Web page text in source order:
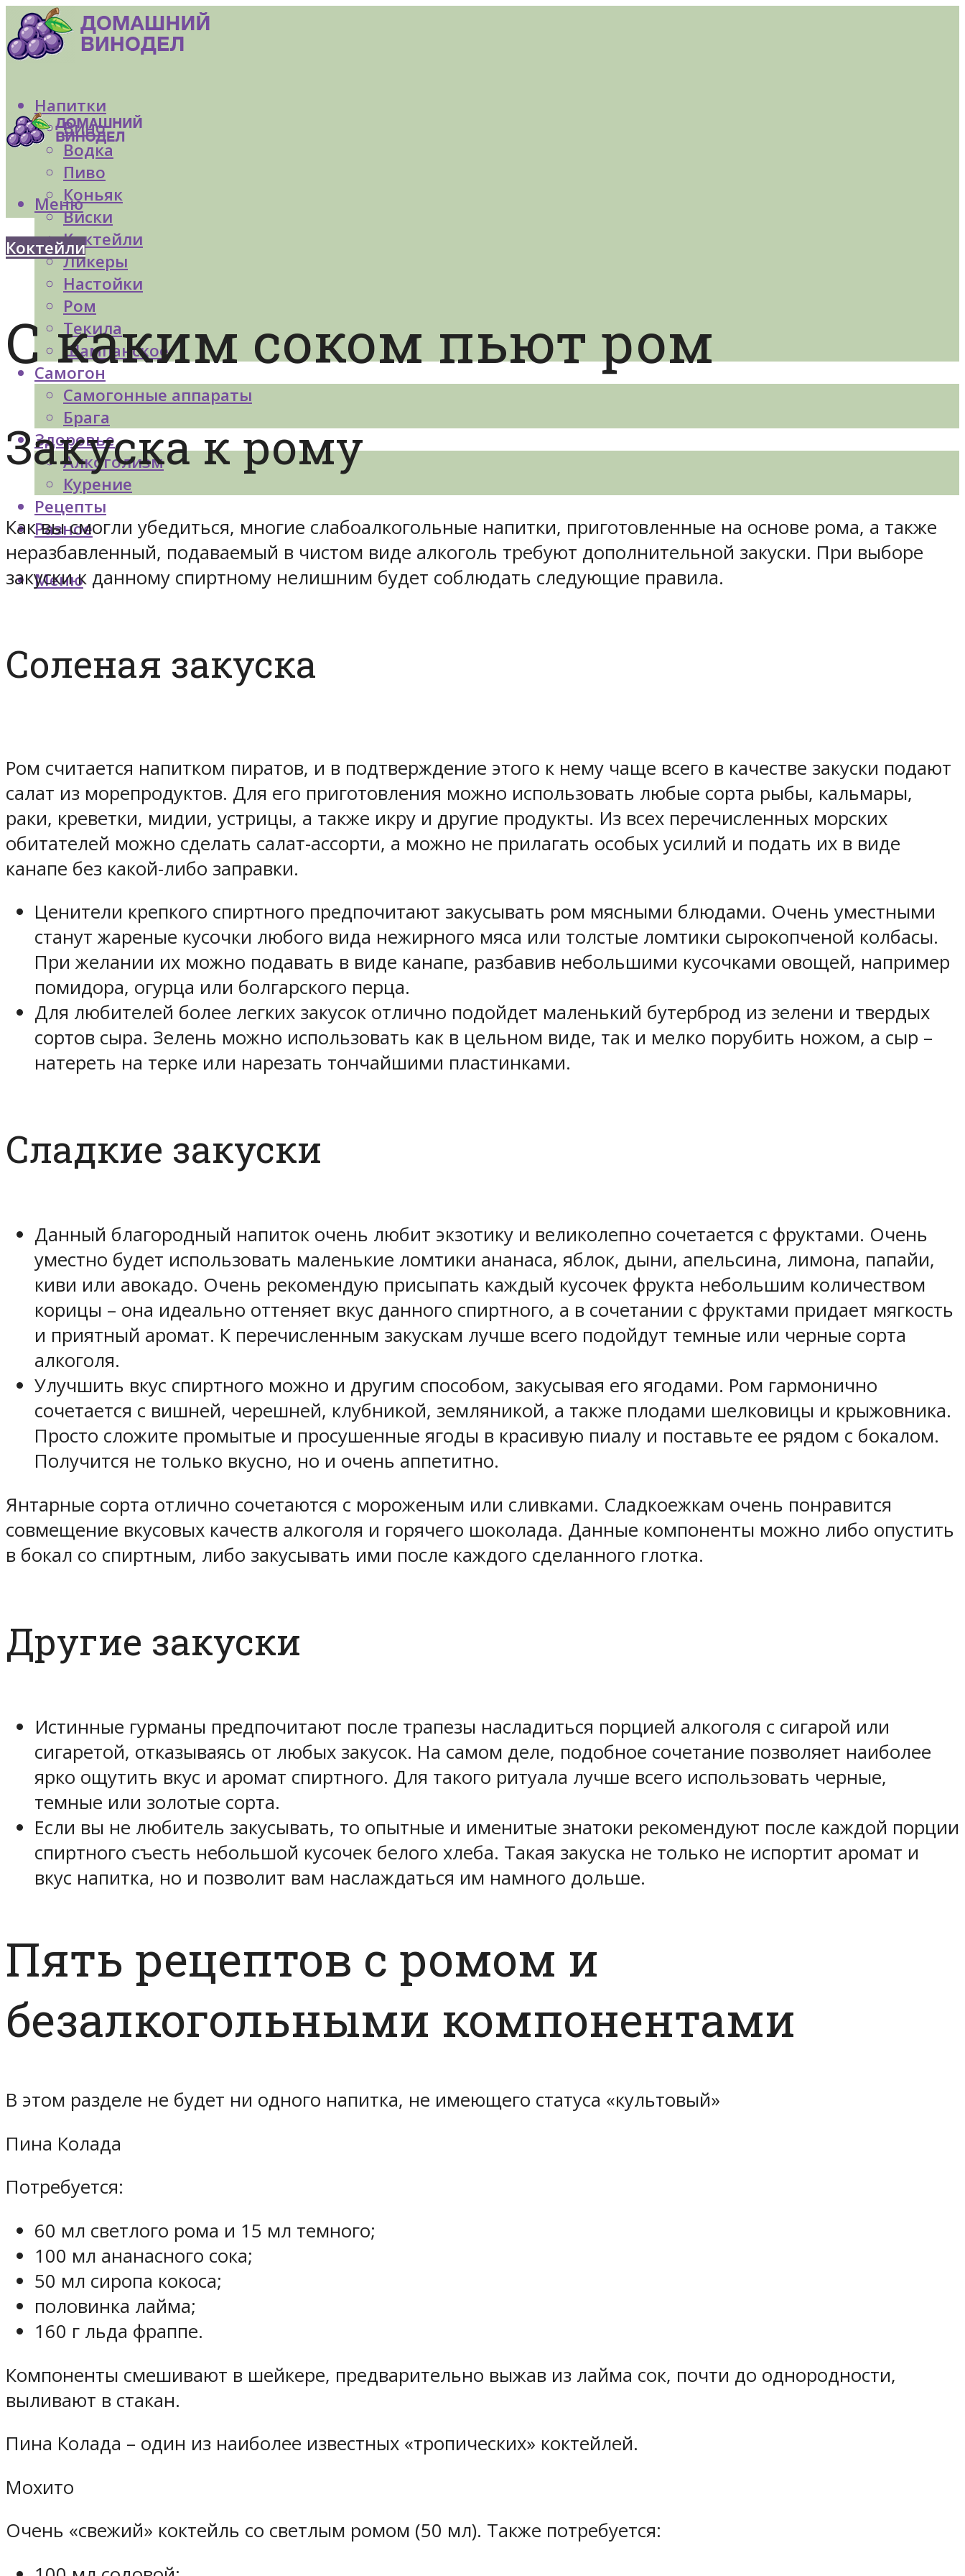
Напитки
Вино
Водка
Пиво
Коньяк
Виски
Коктейли
Ликеры
Настойки
Ром
Текила
Шампанское
Самогон
Самогонные аппараты
Брага
Здоровье
Алкоголизм
Курение
Рецепты
Разное
Меню
Меню
Коктейли
С каким соком пьют ром
Закуска к рому
Как вы смогли убедиться, многие слабоалкогольные напитки, приготовленные на основе рома, а также
неразбавленный, подаваемый в чистом виде алкоголь требуют дополнительной закуски. При выборе
закуски к данному спиртному нелишним будет соблюдать следующие правила.
Соленая закуска
Ром считается напитком пиратов, и в подтверждение этого к нему чаще всего в качестве закуски подают
салат из морепродуктов. Для его приготовления можно использовать любые сорта рыбы, кальмары,
раки, креветки, мидии, устрицы, а также икру и другие продукты. Из всех перечисленных морских
обитателей можно сделать салат-ассорти, а можно не прилагать особых усилий и подать их в виде
канапе без какой-либо заправки.
Ценители крепкого спиртного предпочитают закусывать ром мясными блюдами. Очень уместными
станут жареные кусочки любого вида нежирного мяса или толстые ломтики сырокопченой колбасы.
При желании их можно подавать в виде канапе, разбавив небольшими кусочками овощей, например
помидора, огурца или болгарского перца.
Для любителей более легких закусок отлично подойдет маленький бутерброд из зелени и твердых
сортов сыра. Зелень можно использовать как в цельном виде, так и мелко порубить ножом, а сыр –
натереть на терке или нарезать тончайшими пластинками.
Сладкие закуски
Данный благородный напиток очень любит экзотику и великолепно сочетается с фруктами. Очень
уместно будет использовать маленькие ломтики ананаса, яблок, дыни, апельсина, лимона, папайи,
киви или авокадо. Очень рекомендую присыпать каждый кусочек фрукта небольшим количеством
корицы – она идеально оттеняет вкус данного спиртного, а в сочетании с фруктами придает мягкость
и приятный аромат. К перечисленным закускам лучше всего подойдут темные или черные сорта
алкоголя.
Улучшить вкус спиртного можно и другим способом, закусывая его ягодами. Ром гармонично
сочетается с вишней, черешней, клубникой, земляникой, а также плодами шелковицы и крыжовника.
Просто сложите промытые и просушенные ягоды в красивую пиалу и поставьте ее рядом с бокалом.
Получится не только вкусно, но и очень аппетитно.
Янтарные сорта отлично сочетаются с мороженым или сливками. Сладкоежкам очень понравится
совмещение вкусовых качеств алкоголя и горячего шоколада. Данные компоненты можно либо опустить
в бокал со спиртным, либо закусывать ими после каждого сделанного глотка.
Другие закуски
Истинные гурманы предпочитают после трапезы насладиться порцией алкоголя с сигарой или
сигаретой, отказываясь от любых закусок. На самом деле, подобное сочетание позволяет наиболее
ярко ощутить вкус и аромат спиртного. Для такого ритуала лучше всего использовать черные,
темные или золотые сорта.
Если вы не любитель закусывать, то опытные и именитые знатоки рекомендуют после каждой порции
спиртного съесть небольшой кусочек белого хлеба. Такая закуска не только не испортит аромат и
вкус напитка, но и позволит вам наслаждаться им намного дольше.
Пять рецептов с ромом и
безалкогольными компонентами
В этом разделе не будет ни одного напитка, не имеющего статуса «культовый»
Пина Колада
Потребуется:
60 мл светлого рома и 15 мл темного;
100 мл ананасного сока;
50 мл сиропа кокоса;
половинка лайма;
160 г льда фраппе.
Компоненты смешивают в шейкере, предварительно выжав из лайма сок, почти до однородности,
выливают в стакан.
Пина Колада – один из наиболее известных «тропических» коктейлей.
Мохито
Очень «свежий» коктейль со светлым ромом (50 мл). Также потребуется: